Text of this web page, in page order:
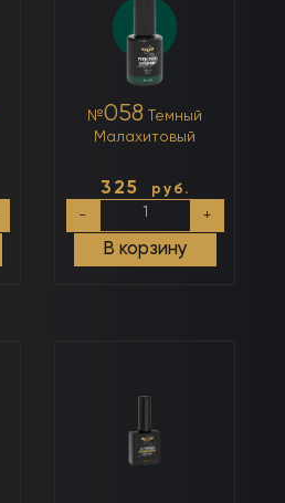
№058 Темный
Малахитовый
325 руб.
Количество
№058
- +
В корзину